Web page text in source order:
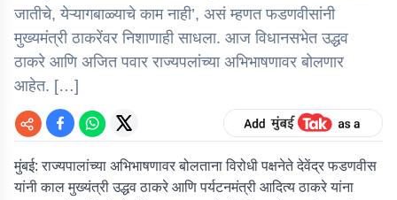
जातीचे, येऱ्यागबाळ्याचे काम नाही’, असं म्हणत फडणवीसांनी
मुख्यमंत्री ठाकरेंवर निशाणाही साधला. आज विधानसभेत उद्धव
ठाकरे आणि अजित पवार राज्यपलांच्या अभिभाषणावर बोलणार
आहेत. […]
मुंबई: राज्यपालांच्या अभिभाषणावर बोलताना विरोधी पक्षनेते देवेंद्र फडणवीस
यांनी काल मुख्यंत्री उद्धव ठाकरे आणि पर्यटनमंत्री आदित्य ठाकरे यांना